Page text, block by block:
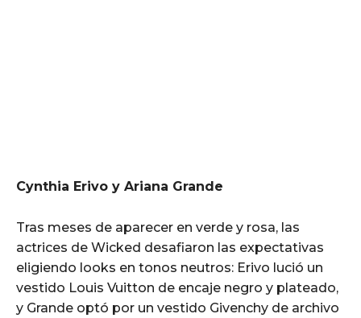
Cynthia Erivo y Ariana Grande
Tras meses de aparecer en verde y rosa, las
actrices de Wicked desafiaron las expectativas
eligiendo looks en tonos neutros: Erivo lució un
vestido Louis Vuitton de encaje negro y plateado,
y Grande optó por un vestido Givenchy de archivo